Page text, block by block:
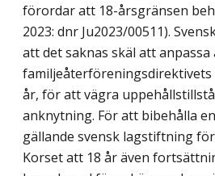
förordar att 18-årsgränsen
2023: dnr Ju2023/00511).
att det saknas skäl att
familjeåterförenings­direktivets
år, för att vägra
anknyt­ning. För att bibehålla
gällande svensk lagstiftning
Korset att 18 år även